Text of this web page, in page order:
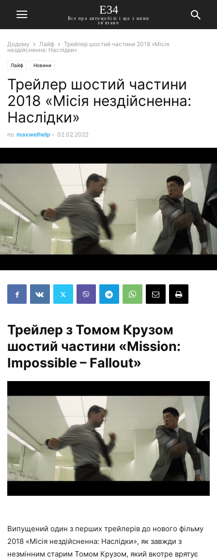
E34
Все про автомобілі і що з ними
зв'язано
Додому Лайф
Трейлер шостий частини 2018 «Місія
нездійсненна: Наслідки»
Лайф Новини
Трейлер шостий частини
2018 «Місія нездійсненна:
Наслідки»
по maxwelhelp - 02.02.2022
Трейлер з Томом Крузом
шостий частини «Mission:
Impossible – Fallout»
Випущений один з перших трейлерів до нового фільму
2018 «Місія нездійсненна: Наслідки», як завжди з
незмінним старим Томом Крузом, який вкотре врятує